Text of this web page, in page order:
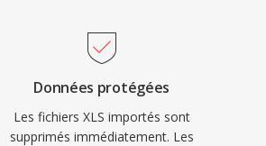
Données protégées
Les fichiers XLS importés sont
supprimés immédiatement. Les